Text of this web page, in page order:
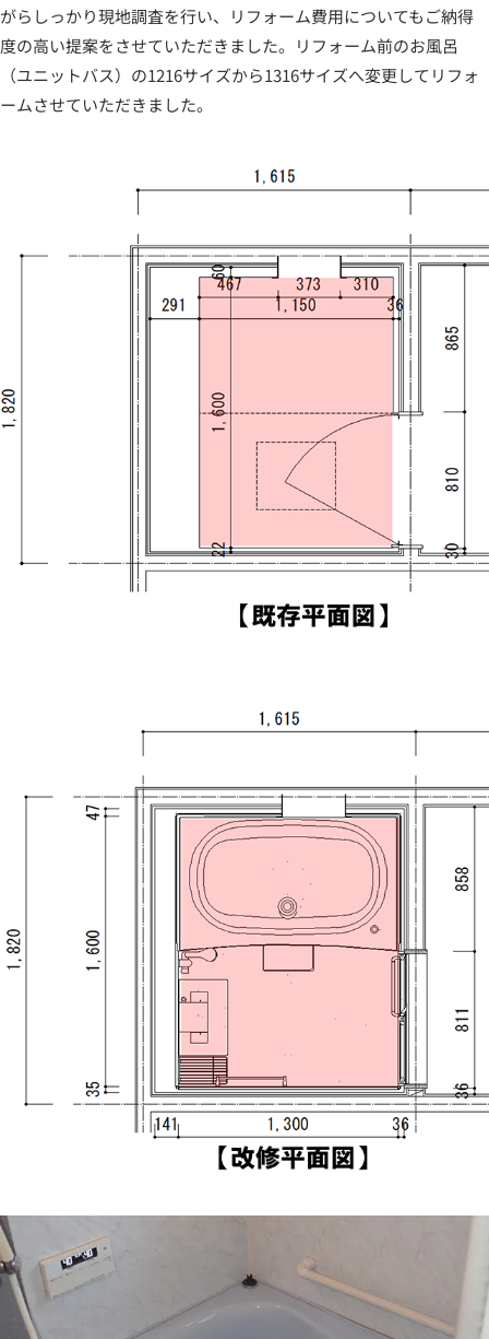
がらしっかり現地調査を行い、リフォーム費用についてもご納得
度の高い提案をさせていただきました。リフォーム前のお風呂
（ユニットバス）の1216サイズから1316サイズへ変更してリフォ
ームさせていただきました。